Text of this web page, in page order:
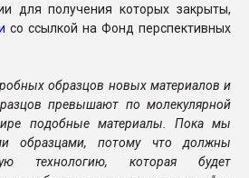
для получения которых закрыты,
со ссылкой на Фонд перспективных
образцов новых материалов и
превышают по молекулярной
подобные материалы. Пока мы
образцами, потому что должны
технологию, которая будет